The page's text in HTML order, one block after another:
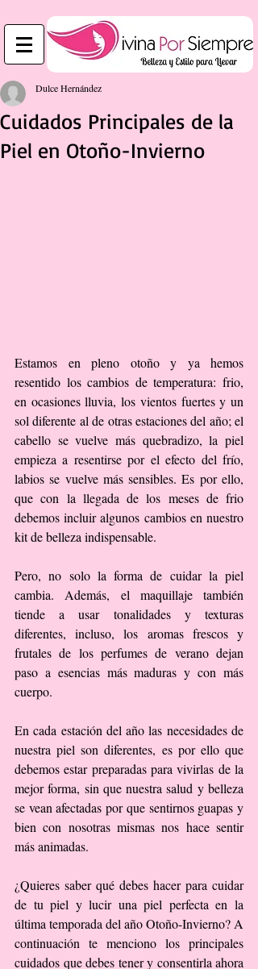
Cuidados Principales de la
Piel en Otoño-Invierno
Dulce Hernández
Estamos en pleno otoño y ya hemos
resentido los cambios de temperatura: frio,
en ocasiones lluvia, los vientos fuertes y un
sol diferente al de otras estaciones del año; el
cabello se vuelve más quebradizo, la piel
empieza a resentirse por el efecto del frío,
labios se vuelve más sensibles. Es por ello,
que con la llegada de los meses de frio
debemos incluir algunos cambios en nuestro
kit de belleza indispensable.
Pero, no solo la forma de cuidar la piel
cambia. Además, el maquillaje también
tiende a usar tonalidades y texturas
diferentes, incluso, los aromas frescos y
frutales de los perfumes de verano dejan
paso a esencias más maduras y con más
cuerpo.
En cada estación del año las necesidades de
nuestra piel son diferentes, es por ello que
debemos estar preparadas para vivirlas de la
mejor forma, sin que nuestra salud y belleza
se vean afectadas por que sentirnos guapas y
bien con nosotras mismas nos hace sentir
más animadas.
¿Quieres saber qué debes hacer para cuidar
de tu piel y lucir una piel perfecta en la
última temporada del año Otoño-Invierno? A
continuación te menciono los principales
cuidados que debes tener y consentirla ahora